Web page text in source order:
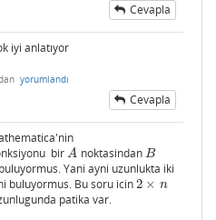
Cevapla
iyi anlatıyor
yorumlandı
Cevapla
birA
A noktasindan B
B
Yani ayni uzunlukta iki
buluyormus. Bu soru icin2 × n
2 ×n
patika var.